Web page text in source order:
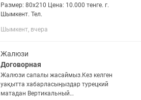
Размер: 80х210 Цена: 10.000 тенге. г.
Шымкент. Тел.
Шымкент, вчера
Жалюзи
Договорная
Жалюзи сапалы жасаймыз.Кез келген
уақытта хабарласыңыздар турецкий
матадан Вертикальный